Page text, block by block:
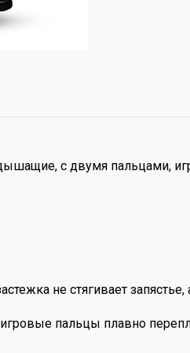
с двумя пальцами,
не стягивает
пальцы плавно